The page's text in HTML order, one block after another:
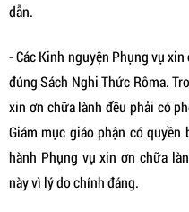
dẫn.
- Các Kinh nguyện Phụng vụ
đúng Sách Nghi Thức Rôma.
xin ơn chữa lành đều phải có
Giám mục giáo phận có
hành Phụng vụ xin ơn chữa
này vì lý do chính đáng.